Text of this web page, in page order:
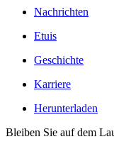
Nachrichten
Etuis
Geschichte
Karriere
Herunterladen
Bleiben Sie auf dem